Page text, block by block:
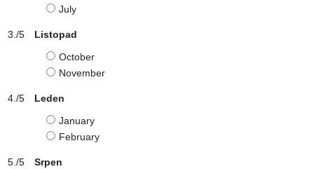
July
Listopad
October
November
Leden
January
February
Srpen